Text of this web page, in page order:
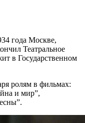
года Москве,
Театральное
в Государственном
ролям в фильмах:
и мир”,